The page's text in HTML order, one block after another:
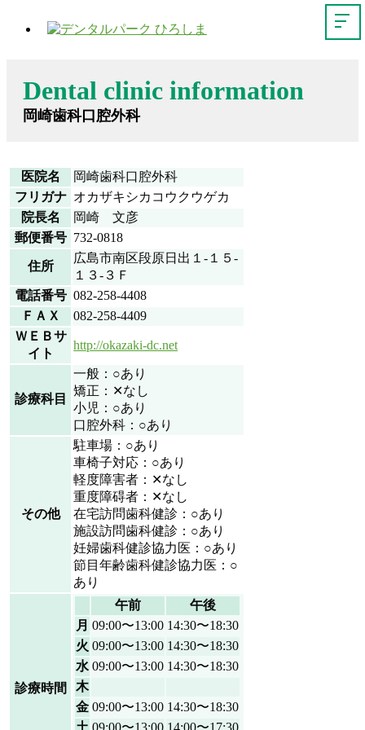
Dental clinic information
岡崎歯科口腔外科
医院名
岡崎歯科口腔外科
フリガナ オカザキシカコウクウゲカ
院長名
岡崎 文彦
郵便番号 732-0818
住所
広島市南区段原日出１-１５-
１３-３Ｆ
電話番号 082-258-4408
ＦＡＸ
082-258-4409
ＷＥＢサ
イト
http://okazaki-dc.net
診療科目
一般：○あり
矯正：✕なし
小児：○あり
口腔外科：○あり
その他
駐車場：○あり
車椅子対応：○あり
軽度障害者：✕なし
重度障碍者：✕なし
在宅訪問歯科健診：○あり
施設訪問歯科健診：○あり
妊婦歯科健診協力医：○あり
節目年齢歯科健診協力医：○
あり
診療時間
午前
午後
月 09:00〜13:00 14:30〜18:30
火 09:00〜13:00 14:30〜18:30
水 09:00〜13:00 14:30〜18:30
木
金 09:00〜13:00 14:30〜18:30
土 09:00〜13:00 14:00〜17:30